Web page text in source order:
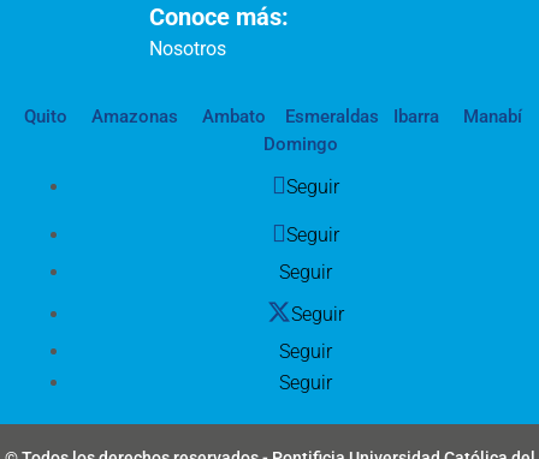
Conoce más:
Nosotros
Quito Amazonas Ambato Esmeraldas Ibarra
Manabí
Domingo
Seguir
Seguir
Seguir
Seguir
Seguir
Seguir